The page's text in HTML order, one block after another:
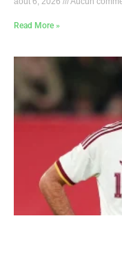
Read More »